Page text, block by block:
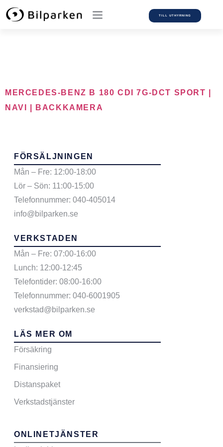
TILL UTHYRNING
MERCEDES-BENZ B 180 CDI 7G-DCT SPORT |
NAVI | BACKKAMERA
FÖRSÄLJNINGEN
Mån – Fre: 12:00-18:00
Lör – Sön: 11:00-15:00
Telefonnummer: 040-405014
info@bilparken.se
VERKSTADEN
Mån – Fre: 07:00-16:00
Lunch: 12:00-12:45
Telefontider: 08:00-16:00
Telefonnummer: 040-6001905
verkstad@bilparken.se
LÄS MER OM
Försäkring
Finansiering
Distanspaket
Verkstadstjänster
ONLINETJÄNSTER